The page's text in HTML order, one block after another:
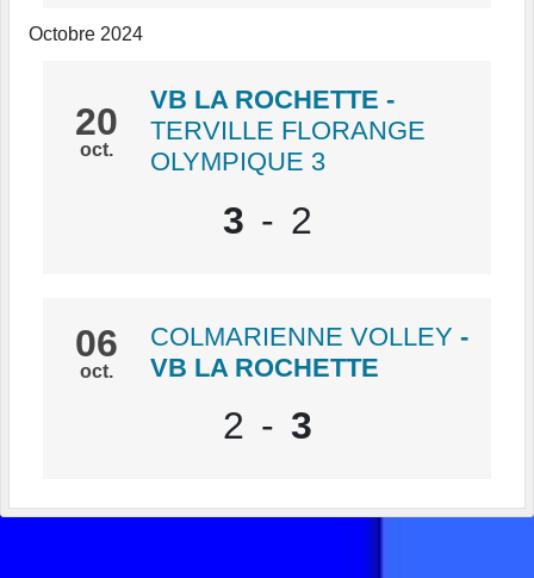
Octobre 2024
20
oct.
VB LA ROCHETTE -
TERVILLE FLORANGE
OLYMPIQUE 3
3 - 2
06
oct.
COLMARIENNE VOLLEY -
VB LA ROCHETTE
2 - 3